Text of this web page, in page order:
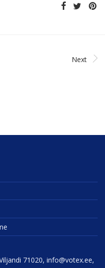
Next
71020, info@votex.ee,